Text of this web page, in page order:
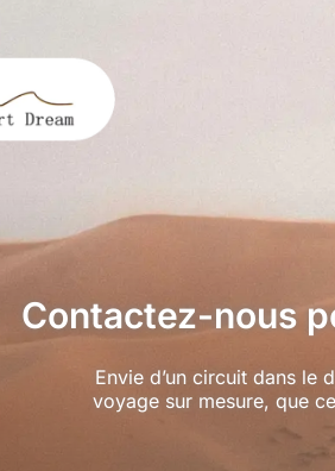
Contactez-nous
Envie d’un circuit dans le
voyage sur mesure, que